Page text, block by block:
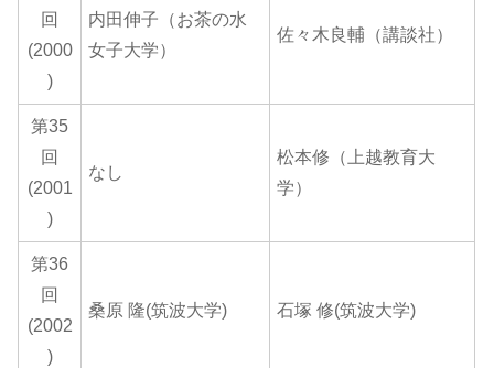
回
(2000
)
内田伸子（お茶の水
女子大学）
佐々木良輔（講談社）
第35
回
(2001
)
なし
松本修（上越教育大
学）
第36
回
(2002
)
桑原 隆(筑波大学) 石塚 修(筑波大学)